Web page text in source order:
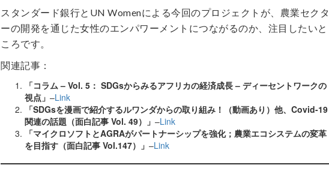
スタンダード銀行とUN Womenによる今回のプロジェクトが、農業セクタ
ーの開発を通じた女性のエンパワーメントにつながるのか、注目したいと
ころです。
関連記事：
「コラム – Vol. 5： SDGsからみるアフリカの経済成長 – ディーセントワークの
視点」 –Link
「SDGsを漫画で紹介するルワンダからの取り組み！（動画あり）他、Covid-19
関連の話題（面白記事 Vol. 49）」 –Link
「マイクロソフトとAGRAがパートナーシップを強化；農業エコシステムの変革
を目指す（面白記事 Vol.147）」 –Link